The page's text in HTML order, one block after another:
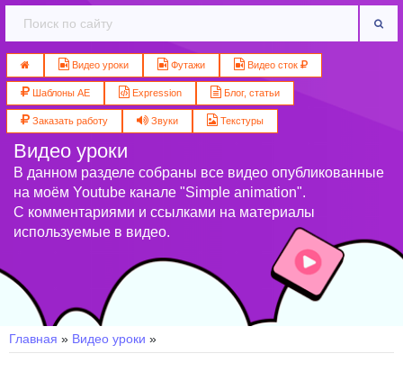
Видео уроки Футажи Видео сток
Шаблоны AE Expression Блог, статьи
Заказать работу Звуки Текстуры
Видео уроки
В данном разделе собраны все видео опубликованные
на моём Youtube канале "Simple animation".
С комментариями и ссылками на материалы
используемые в видео.
Главная » Видео уроки »